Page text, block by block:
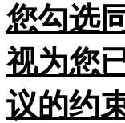
您勾选
视为您
议的约束